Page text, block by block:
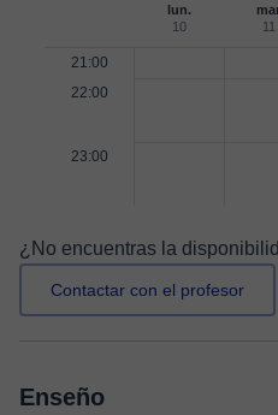
lun.
10
11
21:00
22:00
23:00
¿No encuentras la
Contactar con el profesor
Enseño